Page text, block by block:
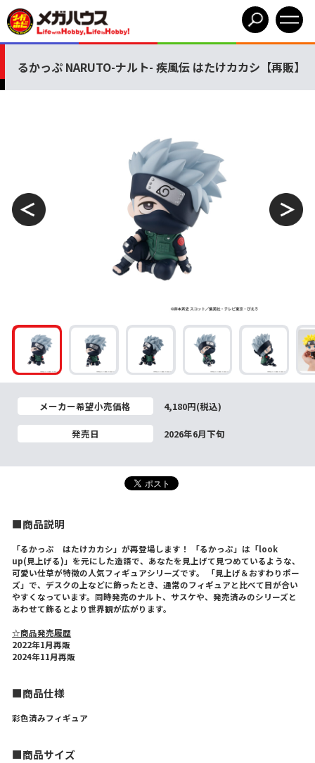
るかっぷ NARUTO-ナルト- 疾風伝 はたけカカシ【再販】
メーカー希望小売価格 4,180円(税込)
発売日 2026年6月下旬
■商品説明
「るかっぷ はたけカカシ」が再登場します！ 「るかっぷ」は「look
up(見上げる)」を元にした造語で、あなたを見上げて見つめているような、
可愛い仕草が特徴の人気フィギュアシリーズです。 「見上げ＆おすわりポー
ズ」で、デスクの上などに飾ったとき、通常のフィギュアと比べて目が合い
やすくなっています。同時発売のナルト、サスケや、発売済みのシリーズと
あわせて飾るとより世界観が広がります。
☆商品発売履歴
2022年1月再販
2024年11月再販
■商品仕様
彩色済みフィギュア
■商品サイズ